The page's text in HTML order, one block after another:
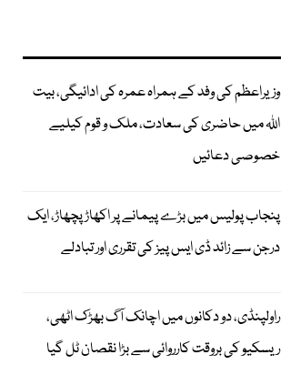
وزیراعظم کی وفد کے ہمراہ عمرہ کی ادائیگی، بیت
اللہ میں حاضری کی سعادت، ملک و قوم کیلیے
خصوصی دعائیں
پنجاب پولیس میں بڑے پیمانے پر اکھاڑ پچھاڑ، ایک
درجن سے زائد ڈی ایس پیز کی تقرری اور تبادلے
راولپنڈی، دو دکانوں میں اچانک آگ بھڑک اٹھی،
ریسکیو کی بروقت کارروائی سے بڑا نقصان ٹل گیا